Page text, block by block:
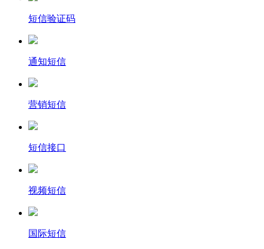
短信验证码
通知短信
营销短信
短信接口
视频短信
国际短信